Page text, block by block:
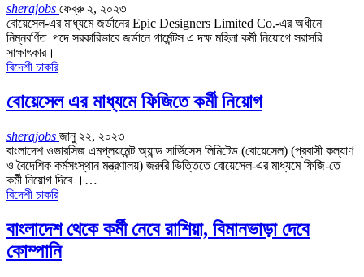
sherajobs ফেব্রু ২, ২০২৩
বোয়েসেল-এর মাধ্যমে জর্ডানের Epic Designers Limited Co.-এর অধীনে
নিম্নবর্ণিত পদে সরকারিভাবে জর্ডানে গার্মেন্টস এ দক্ষ মহিলা কর্মী নিয়োগে সরাসরি
সাক্ষাৎকার।
বিদেশী চাকরি
বোয়েসেল এর মাধ্যমে ফিজিতে কর্মী নিয়োগ
sherajobs জানু ২২, ২০২৩
বাংলাদেশ ওভারসিজ এমপ্লয়মেন্ট অ্যান্ড সার্ভিসেস লিমিটেড (বোয়েসেল) (প্রবাসী কল্যাণ
ও বৈদেশিক কর্মসংস্থান মন্ত্রণালয়) জরুরি ভিত্তিতে বোয়েসেল-এর মাধ্যমে ফিজি-তে
কর্মী নিয়োগ দিবে ।…
বিদেশী চাকরি
বাংলাদেশ থেকে কর্মী নেবে রাশিয়া, বিমানভাড়া দেবে
কোম্পানি